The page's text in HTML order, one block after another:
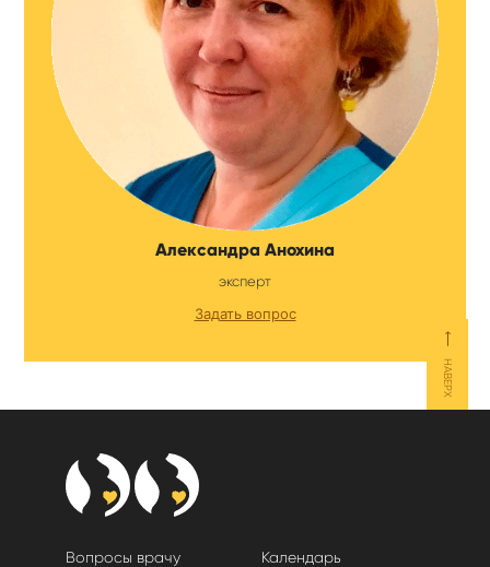
Александра Анохина
эксперт
Задать вопрос
⟵
НАВЕРХ
Вопросы врачу
Календарь